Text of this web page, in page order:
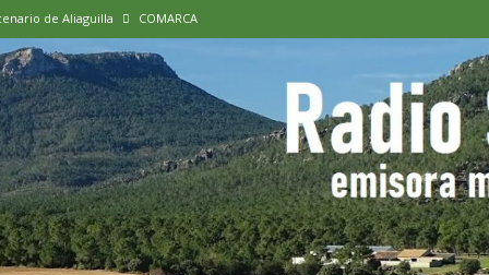
de Aliaguilla COMARCA
calles en un museo al aire libre con una innovadora ruta sobre
vino: la vendimia más temprana de la historia ya es una realidad
rodar con ilusión renovada DEPORTE
colectiva «El presente eterno» en el Centro de Arte Loma